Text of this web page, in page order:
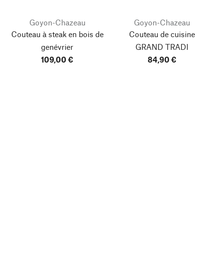
Goyon-Chazeau
Couteau à steak en bois de
genévrier
109,00 €
Goyon-Chazeau
Couteau de cuisine
GRAND TRADI
84,90 €